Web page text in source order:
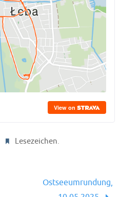
Lesezeichen.
Ostseeumrundung,